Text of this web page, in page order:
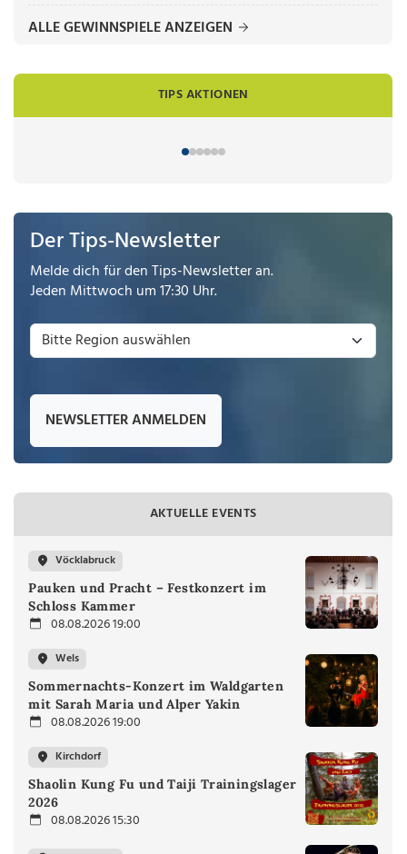
ALLE GEWINNSPIELE ANZEIGEN
TIPS AKTIONEN
Der Tips-Newsletter
Melde dich für den Tips-Newsletter an.
Jeden Mittwoch um 17:30 Uhr.
NEWSLETTER ANMELDEN
AKTUELLE EVENTS
Vöcklabruck
Pauken und Pracht – Festkonzert im
Schloss Kammer
08.08.2026 19:00
Wels
Sommernachts-Konzert im Waldgarten
mit Sarah Maria und Alper Yakin
08.08.2026 19:00
Kirchdorf
Shaolin Kung Fu und Taiji Trainingslager
2026
08.08.2026 15:30